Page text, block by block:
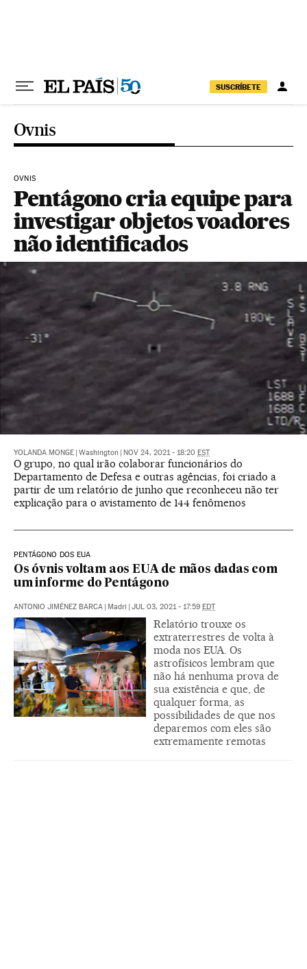
SUSCRÍBETE
Ovnis
OVNIS
Pentágono cria equipe para
investigar objetos voadores
não identificados
YOLANDA MONGE Washington NOV 24, 2021 - 18:20 EST
O grupo, no qual irão colaborar funcionários do
Departamento de Defesa e outras agências, foi criado a
partir de um relatório de junho que reconheceu não ter
explicação para o avistamento de 144 fenômenos
PENTÁGONO DOS EUA
Os óvnis voltam aos EUA de mãos dadas com
um informe do Pentágono
ANTONIO JIMÉNEZ BARCA Madri JUL 03, 2021 - 17:59 EDT
Relatório trouxe os
extraterrestres de volta à
moda nos EUA. Os
astrofísicos lembram que
não há nenhuma prova de
sua existência e que, de
qualquer forma, as
possibilidades de que nos
deparemos com eles são
extremamente remotas